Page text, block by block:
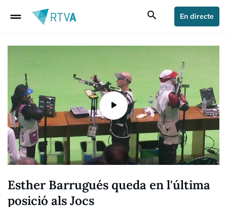
drag_handle search En directe
Esther Barrugués queda en l'última
posició als Jocs